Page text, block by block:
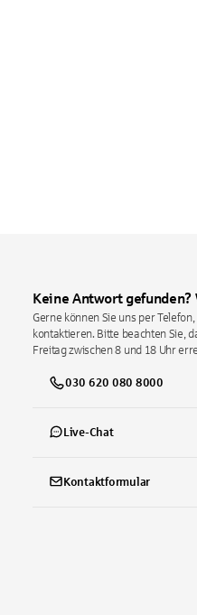
Keine Antwort
Gerne können Sie uns per
kontaktieren. Bitte beachten Sie,
Freitag zwischen 8 und 18 Uhr
030 620 080 8000
Live-Chat
Kontaktformular